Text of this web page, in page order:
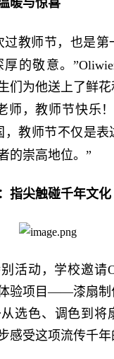
过教师节，也是第
厚的敬意。
们为他送上了鲜
师，教师节快乐
，教师节不仅是表
的崇高地位。 ”
指尖触碰千年文化
活动，学校邀请
验项目——漆扇制
选色、调色到将
感受这项流传千年